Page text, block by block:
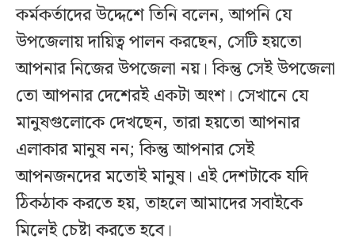
কর্মকর্তাদের উদ্দেশে তিনি বলেন, আপনি যে
উপজেলায় দায়িত্ব পালন করছেন, সেটি হয়তো
আপনার নিজের উপজেলা নয়। কিন্তু সেই উপজেলা
তো আপনার দেশেরই একটা অংশ। সেখানে যে
মানুষগুলোকে দেখছেন, তারা হয়তো আপনার
এলাকার মানুষ নন; কিন্তু আপনার সেই
আপনজনদের মতোই মানুষ। এই দেশটাকে যদি
ঠিকঠাক করতে হয়, তাহলে আমাদের সবাইকে
মিলেই চেষ্টা করতে হবে।